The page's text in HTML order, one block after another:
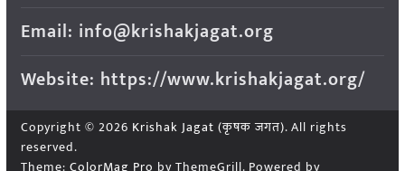
Email: info@krishakjagat.org
Website: https://www.krishakjagat.org/
Copyright © 2026 Krishak Jagat (कृषक जगत). All rights
reserved.